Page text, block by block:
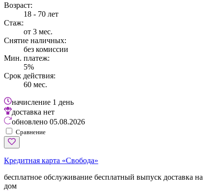
Возраст:
18 - 70 лет
Стаж:
от 3 мес.
Снятие наличных:
без комиссии
Мин. платеж:
5%
Срок действия:
60 мес.
начисление 1 день
доставка нет
обновлено 05.08.2026
Сравнение
Кредитная карта «Свобода»
бесплатное обслуживание бесплатный выпуск доставка на
дом